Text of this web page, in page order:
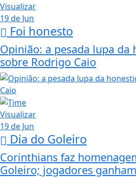
Visualizar
19 de Jun
Foi honesto
Opinião: a pesada lupa da
sobre Rodrigo Caio
Visualizar
19 de Jun
Dia do Goleiro
Corinthians faz
Goleiro; jogadores